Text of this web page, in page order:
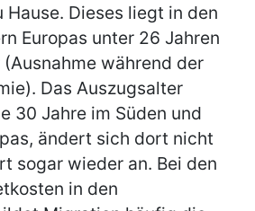
Hause. Dieses liegt in den
Europas unter 26 Jahren
während der
Das Auszugsalter
30 Jahre im Süden und
ändert sich dort nicht
sogar wieder an. Bei den
in den